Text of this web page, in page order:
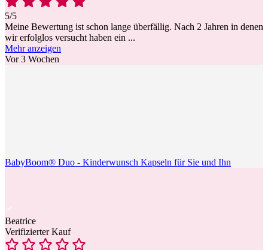
5/5
Meine Bewertung ist schon lange überfällig. Nach 2 Jahren in denen
wir erfolglos versucht haben ein ...
Mehr anzeigen
Vor 3 Wochen
BabyBoom® Duo - Kinderwunsch Kapseln für Sie und Ihn
Beatrice
Verifizierter Kauf